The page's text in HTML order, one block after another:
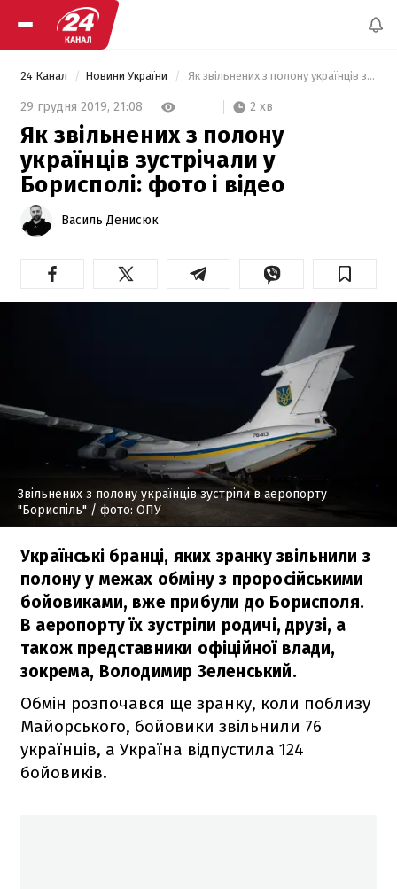
24 Канал Новини України Як звільнених з полону українців зустрічали у Борисполі: фото і відео
29 грудня 2019, 21:08 2 хв
Як звільнених з полону
українців зустрічали у
Борисполі: фото і відео
Василь Денисюк
Звільнених з полону українців зустріли в аеропорту
"Бориспіль" / фото: ОПУ
Українські бранці, яких зранку звільнили з
полону у межах обміну з проросійськими
бойовиками, вже прибули до Борисполя.
В аеропорту їх зустріли родичі, друзі, а
також представники офіційної влади,
зокрема, Володимир Зеленський.
Обмін розпочався ще зранку, коли поблизу
Майорського, бойовики звільнили 76
українців, а Україна відпустила 124
бойовиків.